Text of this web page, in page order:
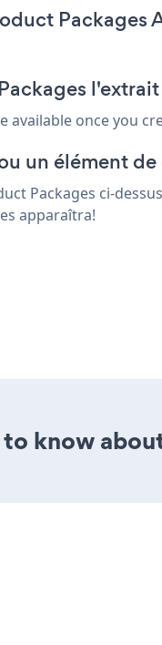
Packages
available once you
un élément
Packages ci-
apparaîtra!
know